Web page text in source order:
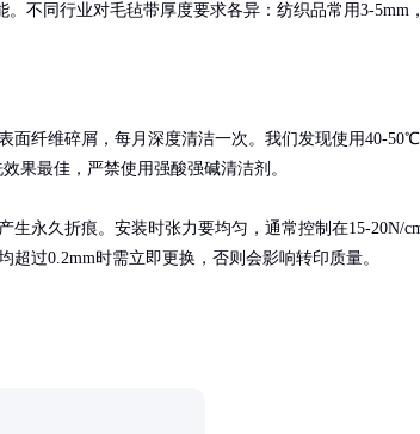
不同行业对毛毡带厚度要求各异：纺织品常用3-5mm
面纤维碎屑，每月深度清洁一次。我们发现使用40-50℃
果最佳，严禁使用强酸强碱清洁剂。
生永久折痕。安装时张力要均匀，通常控制在15-20N/
超过0.2mm时需立即更换，否则会影响转印质量。